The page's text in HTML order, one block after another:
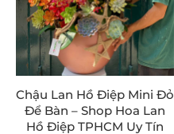
Chậu Lan Hồ Điệp Mini Đỏ
Để Bàn – Shop Hoa Lan
Hồ Điệp TPHCM Uy Tín